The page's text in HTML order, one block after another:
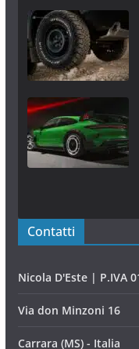
Contatti
Nicola D'Este | P.IVA
Via don Minzoni 16
Carrara (MS) - Italia